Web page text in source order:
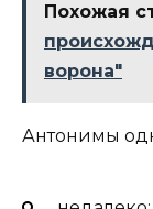
Похожая
ворона"
Антонимы